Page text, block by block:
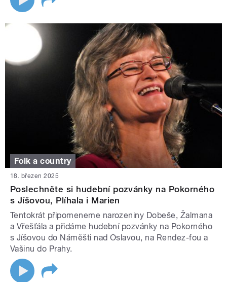
Folk a country
18. březen 2025
Poslechněte si hudební pozvánky na Pokorného
s Jíšovou, Plíhala i Marien
Tentokrát připomeneme narozeniny Dobeše, Žalmana
a Vřešťála a přidáme hudební pozvánky na Pokorného
s Jíšovou do Náměšti nad Oslavou, na Rendez-fou a
Vašinu do Prahy.